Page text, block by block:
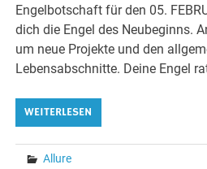
Engelbotschaft für den 05.
dich die Engel des Neubeginns.
um neue Projekte und den
Lebensabschnitte. Deine Engel
WEITERLESEN
Allure